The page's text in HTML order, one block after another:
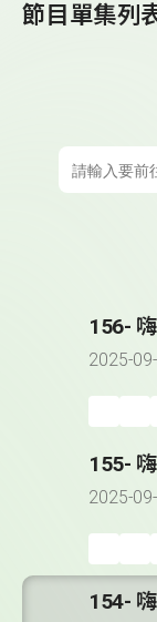
節目單集列
156-
2025-
155-
2025-
154-